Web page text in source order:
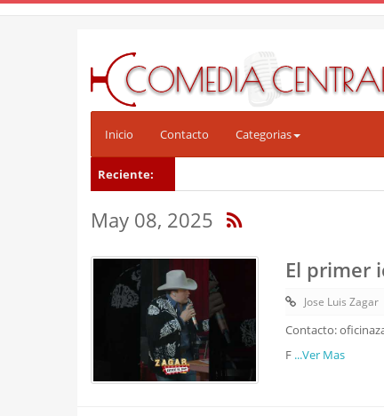
Inicio Contacto Categorias
Reciente:
May 08, 2025
El primer
Jose Luis Zagar
Contacto:
F ...Ver Mas